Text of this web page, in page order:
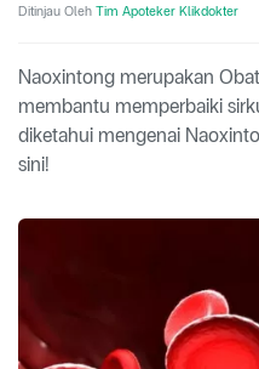
Ditinjau Oleh Tim Apoteker Klikdokter
Naoxintong merupakan
membantu memperbaiki
diketahui mengenai
sini!